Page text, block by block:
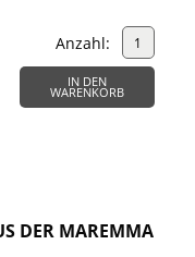
Anzahl:
IN DEN
WARENKORB
DER MAREMMA